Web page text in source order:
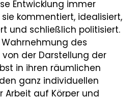
Entwicklung immer
kommentiert, idealisiert,
und schließlich politisiert.
des
der Darstellung der
in ihren räumlichen
ganz individuellen
Arbeit auf Körper und